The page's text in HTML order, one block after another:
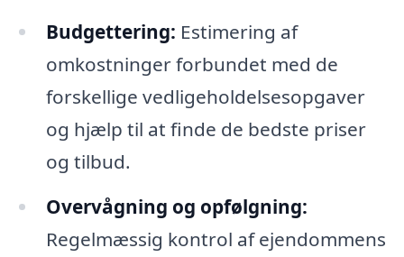
Budgettering: Estimering af
omkostninger forbundet med de
forskellige vedligeholdelsesopgaver
og hjælp til at finde de bedste priser
og tilbud.
Overvågning og opfølgning:
Regelmæssig kontrol af ejendommens